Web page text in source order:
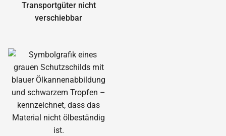
Transportgüter nicht
verschiebbar